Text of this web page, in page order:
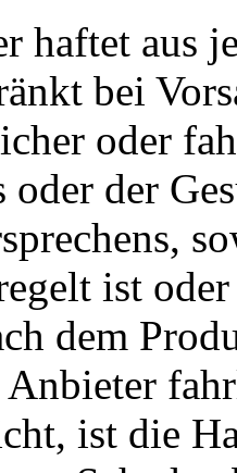
haftet aus
bei
oder
oder der
ist
dem
ist die